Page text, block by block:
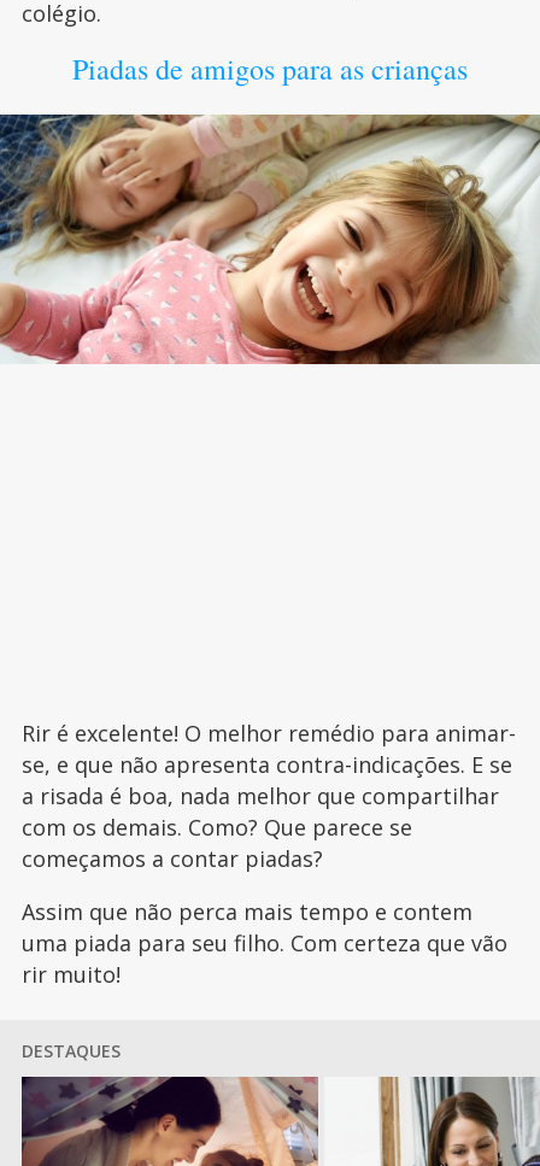
colégio.
Piadas de amigos para as crianças
Rir é excelente! O melhor remédio para animar-
se, e que não apresenta contra-indicações. E se
a risada é boa, nada melhor que compartilhar
com os demais. Como? Que parece se
começamos a contar piadas?
Assim que não perca mais tempo e contem
uma piada para seu filho. Com certeza que vão
rir muito!
DESTAQUES